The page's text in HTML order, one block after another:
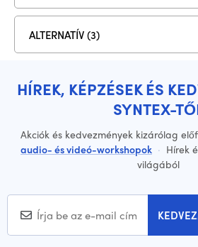
ALTERNATÍV (3)
HÍREK, KÉPZÉSEK ÉS
SYNTEX-
Akciók és kedvezmények kizárólag
audio- és videó-workshopok · Hírek
világából